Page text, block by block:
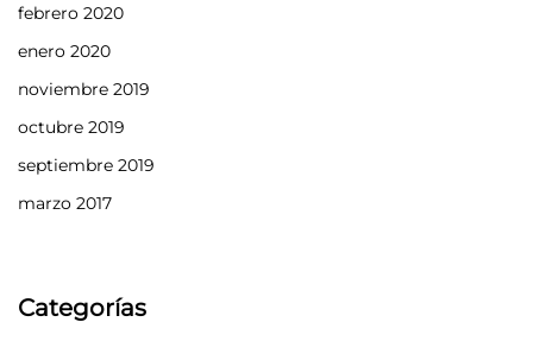
febrero 2020
enero 2020
noviembre 2019
octubre 2019
septiembre 2019
marzo 2017
Categorías